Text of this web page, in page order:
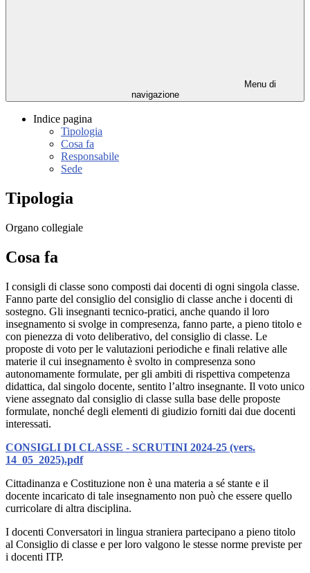
Menu di
navigazione
Indice pagina
Tipologia
Cosa fa
Responsabile
Sede
Tipologia
Organo collegiale
Cosa fa
I consigli di classe sono composti dai docenti di ogni singola classe.
Fanno parte del consiglio del consiglio di classe anche i docenti di
sostegno. Gli insegnanti tecnico-pratici, anche quando il loro
insegnamento si svolge in compresenza, fanno parte, a pieno titolo e
con pienezza di voto deliberativo, del consiglio di classe. Le
proposte di voto per le valutazioni periodiche e finali relative alle
materie il cui insegnamento è svolto in compresenza sono
autonomamente formulate, per gli ambiti di rispettiva competenza
didattica, dal singolo docente, sentito l’altro insegnante. Il voto unico
viene assegnato dal consiglio di classe sulla base delle proposte
formulate, nonché degli elementi di giudizio forniti dai due docenti
interessati.
CONSIGLI DI CLASSE - SCRUTINI 2024-25 (vers.
14_05_2025).pdf
Cittadinanza e Costituzione non è una materia a sé stante e il
docente incaricato di tale insegnamento non può che essere quello
curricolare di altra disciplina.
I docenti Conversatori in lingua straniera partecipano a pieno titolo
al Consiglio di classe e per loro valgono le stesse norme previste per
i docenti ITP.